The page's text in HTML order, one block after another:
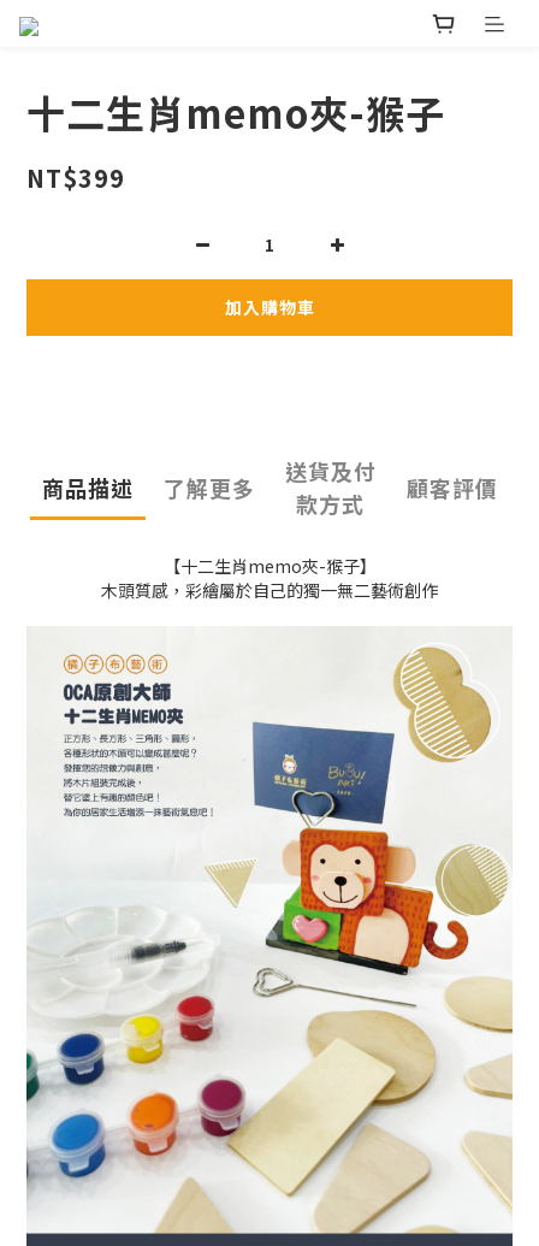
十二生肖memo夾-猴子
NT$399
加入購物車
商品描述 了解更多
送貨及付
款方式
顧客評價
【十二生肖memo夾-猴子】
木頭質感，彩繪屬於自己的獨一無二藝術創作